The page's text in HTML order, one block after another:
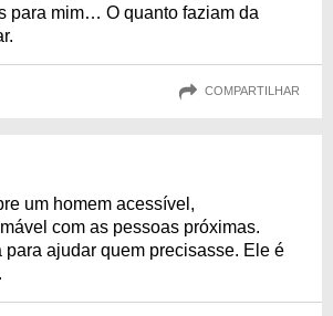
para mim… O quanto faziam da
COMPARTILHAR
um homem acessível,
com as pessoas próximas.
para ajudar quem precisasse. Ele é